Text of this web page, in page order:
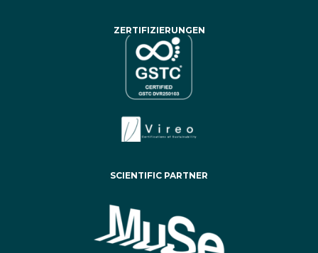
ZERTIFIZIERUNGEN
SCIENTIFIC PARTNER